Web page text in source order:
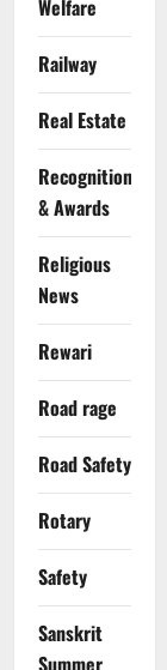
Welfare
Railway
Real Estate
Recognition
& Awards
Religious
News
Rewari
Road rage
Road Safety
Rotary
Safety
Sanskrit